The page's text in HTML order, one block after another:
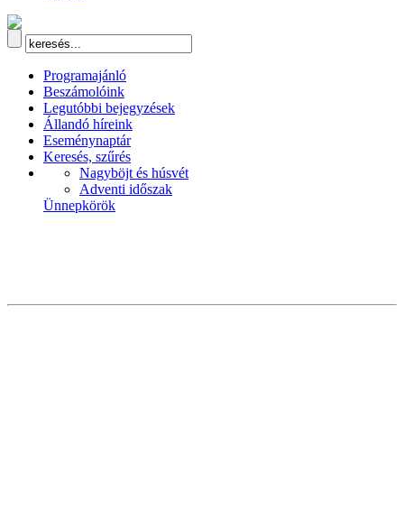
Programajánló
Beszámolóink
Legutóbbi bejegyzések
Állandó híreink
Eseménynaptár
Keresés, szűrés
Nagyböjt és húsvét
Adventi időszak
Ünnepkörök